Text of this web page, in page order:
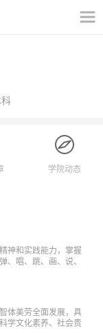
学院动态
神和实践能力，掌握
、唱、跳、画、说、
体美劳全面发展，具
学文化素养、社会责